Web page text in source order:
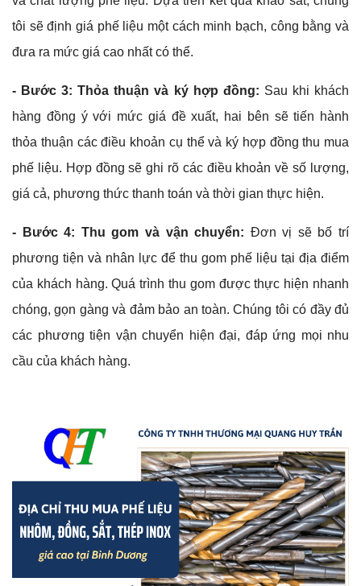
tôi sẽ định giá phế liệu một cách minh bạch, công bằng và
đưa ra mức giá cao nhất có thể.
- Bước 3: Thỏa thuận và ký hợp đồng: Sau khi khách
hàng đồng ý với mức giá đề xuất, hai bên sẽ tiến hành
thỏa thuận các điều khoản cụ thể và ký hợp đồng thu mua
phế liệu. Hợp đồng sẽ ghi rõ các điều khoản về số lượng,
giá cả, phương thức thanh toán và thời gian thực hiện.
- Bước 4: Thu gom và vận chuyển: Đơn vị sẽ bố trí
phương tiện và nhân lực để thu gom phế liệu tại địa điểm
của khách hàng. Quá trình thu gom được thực hiện nhanh
chóng, gọn gàng và đảm bảo an toàn. Chúng tôi có đầy đủ
các phương tiện vận chuyển hiện đại, đáp ứng mọi nhu
cầu của khách hàng.